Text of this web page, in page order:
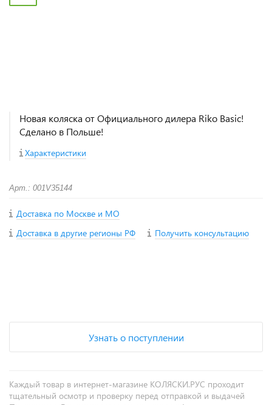
Новая коляска от Официального дилера Riko Basic!
Сделано в Польше!
Характеристики
Арт.: 001V35144
Доставка по Москве и МО
Доставка в другие регионы РФ
Получить консультацию
Узнать о поступлении
Каждый товар в интернет-магазине КОЛЯСКИ.РУС проходит
тщательный осмотр и проверку перед отправкой и выдачей